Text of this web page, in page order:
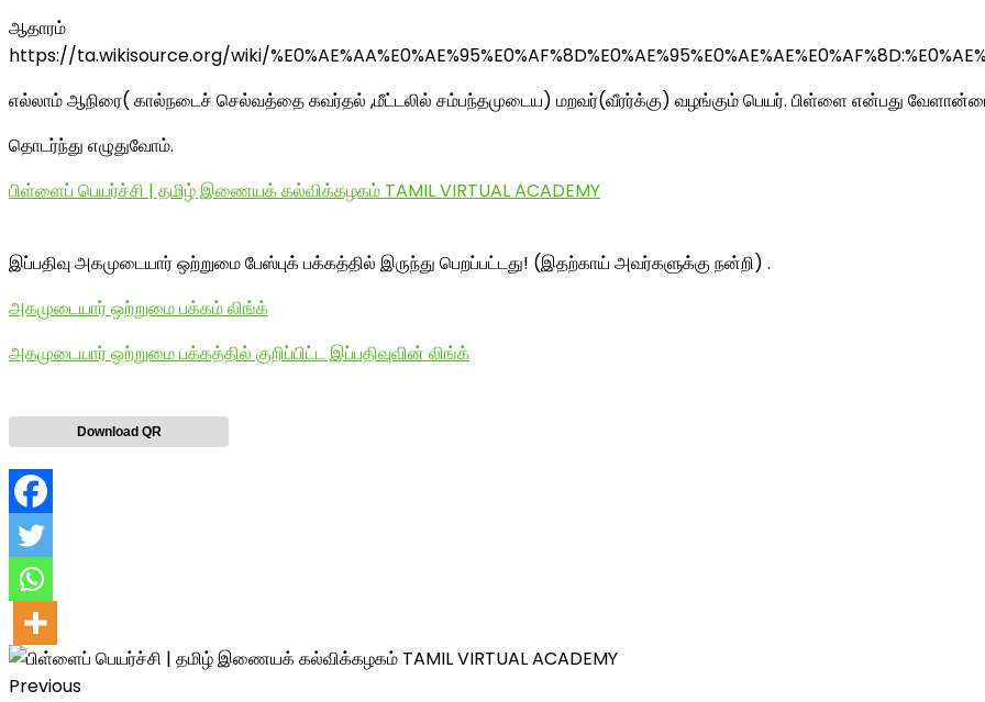
ஆதாரம்
https://ta.wikisource.org/wiki/
எல்லாம் ஆநிரை( கால்நடைச் செல்வத்தை கவர்தல் ,மீட்டலில் சம்பந்தமுடைய) மறவர்(வீரர்க்கு) வழங்கும் பெயர். பிள்ளை என்பது
தொடர்ந்து எழுதுவோம்.
பிள்ளைப் பெயர்ச்சி | தமிழ் இணையக் கல்விக்கழகம் TAMIL VIRTUAL ACADEMY
இப்பதிவு அகமுடையார் ஒற்றுமை பேஸ்புக் பக்கத்தில் இருந்து பெறப்பட்டது! (இதற்காய் அவர்களுக்கு நன்றி) .
அகமுடையார் ஒற்றுமை பக்கம் லிங்க்
அகமுடையார் ஒற்றுமை பக்கத்தில் குறிப்பிட்ட இப்பதிவுவின் லிங்க்
Download QR
Previous